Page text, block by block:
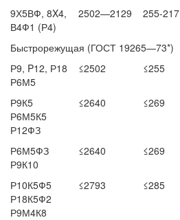
9Х5ВФ, 8X4,
В4Ф1 (Р4)
2502—2129 255-217
Быстрорежущая (ГОСТ 19265—73*)
Р9, P12, Р18
Р6М5
≤2502 ≤255
Р9К5
Р6М5К5
Р12ФЗ
≤2640 ≤269
Р6М5ФЗ
Р9К10
≤2640 ≤269
Р10К5Ф5
Р18К5Ф2
Р9М4К8
≤2793 ≤285